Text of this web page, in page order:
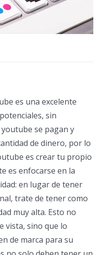
es una excelente
sin
se pagan y
de dinero, por lo
es crear tu propio
es enfocarse en la
en lugar de tener
trate de tener como
muy alta. Esto no
vista, sino que lo
de marca para su